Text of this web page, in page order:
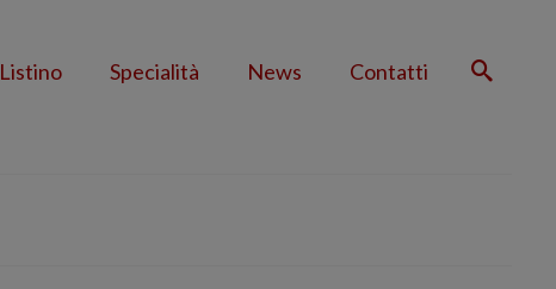
Listino Specialità News Contatti